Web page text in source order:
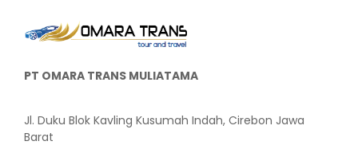
PT OMARA TRANS MULIATAMA
Jl. Duku Blok Kavling Kusumah Indah, Cirebon Jawa
Barat